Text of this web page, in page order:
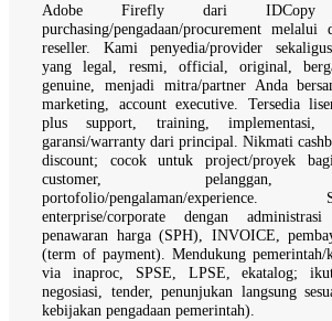
Adobe Firefly dari
purchasing/pengadaan/procurement melalui
reseller. Kami penyedia/provider
yang legal, resmi, official, original,
genuine, menjadi mitra/partner Anda
marketing, account executive. Tersedia
plus support, training, implementasi,
garansi/warranty dari principal. Nikmati
discount; cocok untuk project/proyek
customer, pelanggan,
portofolio/pengalaman/
enterprise/corporate dengan
penawaran harga (SPH), INVOICE,
(term of payment). Mendukung pemerintah/
via inaproc, SPSE, LPSE, ekatalog;
negosiasi, tender, penunjukan langsung
kebijakan pengadaan pemerintah).